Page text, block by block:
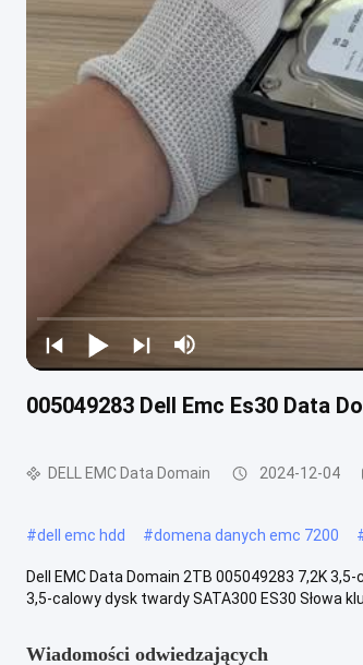
005049283 Dell Emc Es30 Data
DELL EMC Data Domain 2024-12-04
#dell emc hdd #domena danych emc 7200
Dell EMC Data Domain 2TB 005049283 7,2K
3,5-calowy dysk twardy SATA300 ES30 Słowa
Wiadomości odwiedzających